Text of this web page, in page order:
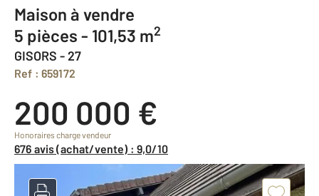
Maison à vendre
5 pièces - 101,53 m2
GISORS - 27
Ref : 659172
200 000 €
Honoraires charge vendeur
676 avis (achat/vente) : 9,0/10